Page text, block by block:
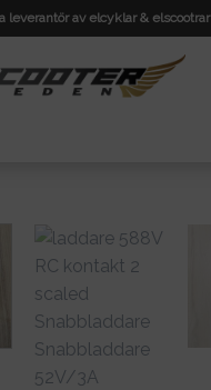
leverantör av elcyklar & elscootrar